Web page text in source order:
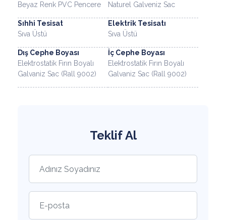
Beyaz Renk PVC Pencere
Naturel Galveniz Sac
Sıhhi Tesisat
Sıva Üstü
Elektrik Tesisatı
Sıva Üstü
Dış Cephe Boyası
Elektrostatik Fırın Boyalı
Galvaniz Sac (Rall 9002)
İç Cephe Boyası
Elektrostatik Fırın Boyalı
Galvaniz Sac (Rall 9002)
Teklif Al